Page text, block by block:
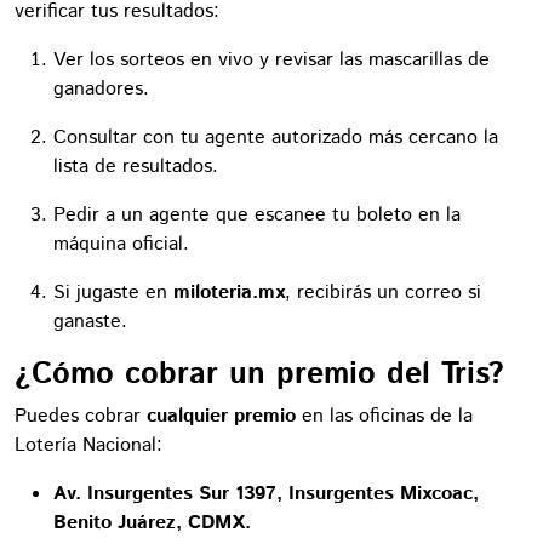
verificar tus resultados:
Ver los sorteos en vivo y revisar las mascarillas de
ganadores.
Consultar con tu agente autorizado más cercano la
lista de resultados.
Pedir a un agente que escanee tu boleto en la
máquina oficial.
Si jugaste en miloteria.mx, recibirás un correo si
ganaste.
¿Cómo cobrar un premio del Tris?
Puedes cobrar cualquier premio en las oficinas de la
Lotería Nacional:
Av. Insurgentes Sur 1397, Insurgentes Mixcoac,
Benito Juárez, CDMX.